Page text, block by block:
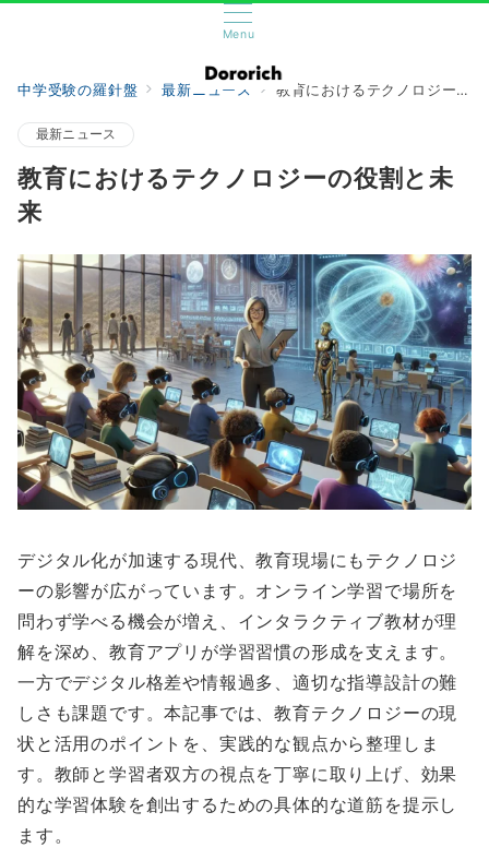
Menu
中学受験の羅針盤 最新ニュース 教育におけるテクノロジーの役割と未来
最新ニュース
教育におけるテクノロジーの役割と未
来
デジタル化が加速する現代、教育現場にもテクノロジ
ーの影響が広がっています。オンライン学習で場所を
問わず学べる機会が増え、インタラクティブ教材が理
解を深め、教育アプリが学習習慣の形成を支えます。
一方でデジタル格差や情報過多、適切な指導設計の難
しさも課題です。本記事では、教育テクノロジーの現
状と活用のポイントを、実践的な観点から整理しま
す。教師と学習者双方の視点を丁寧に取り上げ、効果
的な学習体験を創出するための具体的な道筋を提示し
ます。